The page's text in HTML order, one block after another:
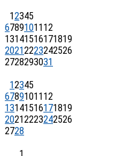
12345
67891011 12
13141516171819
20212223242526
2728293031
12345
67891011 12
13141516171819
20212223242526
2728